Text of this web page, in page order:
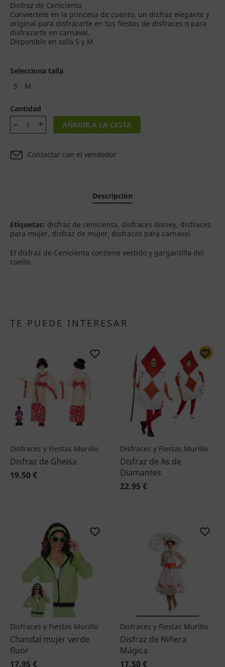
Disfraz de Cenicienta
Conviertete en la princesa de cuento, un disfraz elegante y
original para disfrazarte en tus fiestas de disfraces o para
disfrazarte en carnaval.
Disponible en talla S y M
Selecciona talla
S
M
Cantidad
AÑADIR A LA CESTA
Contactar con el vendedor
Descripción
Etiquetas: disfraz de cenicienta, disfraces disney, disfraces
para mujer, disfraz de mujer, disfraces para carnaval
El disfraz de Cenicienta contiene vestido y gargantilla del
cuello
TE PUEDE INTERESAR
Disfraces y Fiestas Murillo
Disfraz de Gheisa
19.50 €
Disfraces y Fiestas Murillo
Disfraz de As de
Diamantes
22.95 €
Disfraces y Fiestas Murillo
Chandal mujer verde
fluor
17.95 €
Disfraces y Fiestas Murillo
Disfraz de Niñera
Mágica
17.50 €